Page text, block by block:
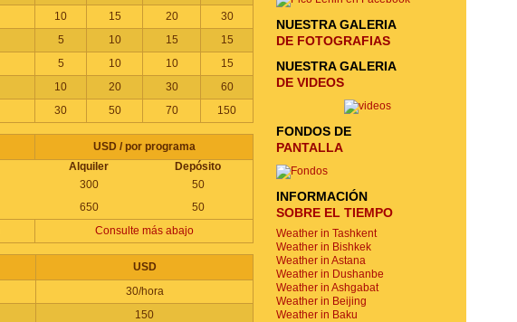
10 15 20
30
5 10 15
15
5 10 10
15
10 20 30
60
30 50 70 150
USD / por programa
Alquiler
Depósito
300
50
650
50
Consulte más abajo
USD
30/hora
150
NUESTRA GALERIA
DE FOTOGRAFIAS
NUESTRA GALERIA
DE VIDEOS
FONDOS DE
PANTALLA
INFORMACIÓN
SOBRE EL TIEMPO
Weather in Tashkent
Weather in Bishkek
Weather in Astana
Weather in Dushanbe
Weather in Ashgabat
Weather in Beijing
Weather in Baku